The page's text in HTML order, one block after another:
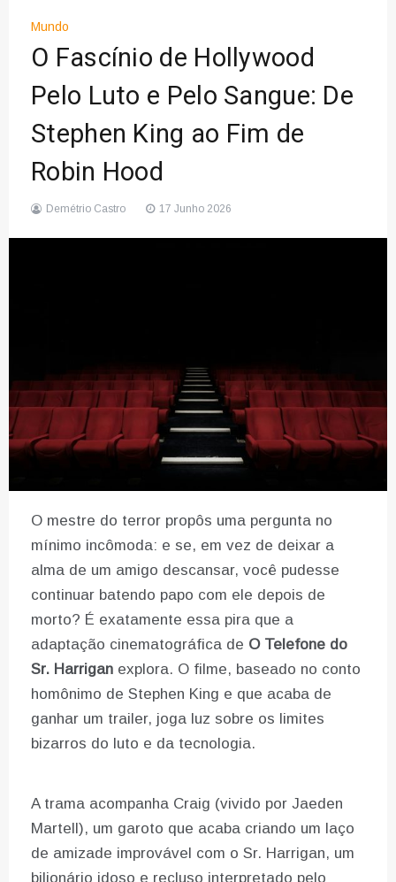
Mundo
O Fascínio de Hollywood
Pelo Luto e Pelo Sangue: De
Stephen King ao Fim de
Robin Hood
Demétrio Castro 17 Junho 2026
O mestre do terror propôs uma pergunta no
mínimo incômoda: e se, em vez de deixar a
alma de um amigo descansar, você pudesse
continuar batendo papo com ele depois de
morto? É exatamente essa pira que a
adaptação cinematográfica de O Telefone do
Sr. Harrigan explora. O filme, baseado no conto
homônimo de Stephen King e que acaba de
ganhar um trailer, joga luz sobre os limites
bizarros do luto e da tecnologia.
A trama acompanha Craig (vivido por Jaeden
Martell), um garoto que acaba criando um laço
de amizade improvável com o Sr. Harrigan, um
bilionário idoso e recluso interpretado pelo